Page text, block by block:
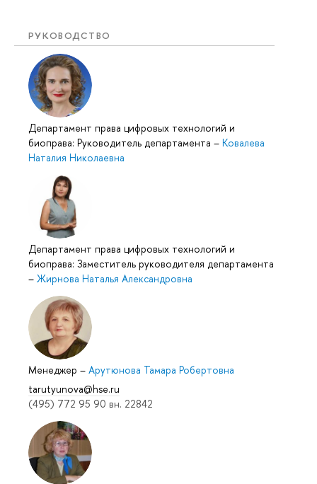
РУКОВОДСТВО
Департамент права цифровых технологий и
биоправа: Руководитель департамента – Ковалева
Наталия Николаевна
Департамент права цифровых технологий и
биоправа: Заместитель руководителя департамента
– Жирнова Наталья Александровна
Менеджер – Арутюнова Тамара Робертовна
tarutyunova@hse.ru
(495) 772 95 90 вн. 22842